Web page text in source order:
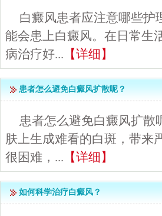
白癜风患者应注意哪些护
能会患上白癜风。在日常生
病治疗好... 【详细】
患者怎么避免白癜风扩散呢？
患者怎么避免白癜风扩散
肤上生成难看的白斑，带来
很困难，... 【详细】
如何科学治疗白癜风？